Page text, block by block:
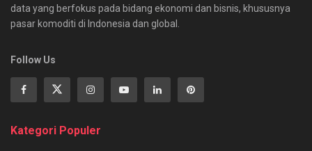
data yang berfokus pada bidang ekonomi dan bisnis, khususnya
pasar komoditi di Indonesia dan global.
Follow Us
Kategori Populer